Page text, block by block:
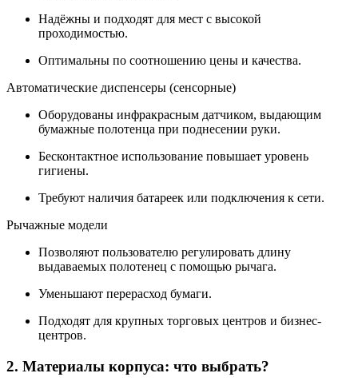
Надёжны и подходят для мест с высокой
проходимостью.
Оптимальны по соотношению цены и качества.
Автоматические диспенсеры (сенсорные)
Оборудованы инфракрасным датчиком, выдающим
бумажные полотенца при поднесении руки.
Бесконтактное использование повышает уровень
гигиены.
Требуют наличия батареек или подключения к сети.
Рычажные модели
Позволяют пользователю регулировать длину
выдаваемых полотенец с помощью рычага.
Уменьшают перерасход бумаги.
Подходят для крупных торговых центров и бизнес-
центров.
2. Материалы корпуса: что выбрать?